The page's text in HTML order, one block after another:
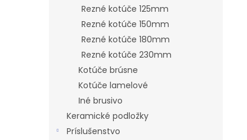
Rezné kotúče 125mm
Rezné kotúče 150mm
Rezné kotúče 180mm
Rezné kotúče 230mm
Kotúče brúsne
Kotúče lamelové
Iné brusivo
Keramické podložky
Príslušenstvo